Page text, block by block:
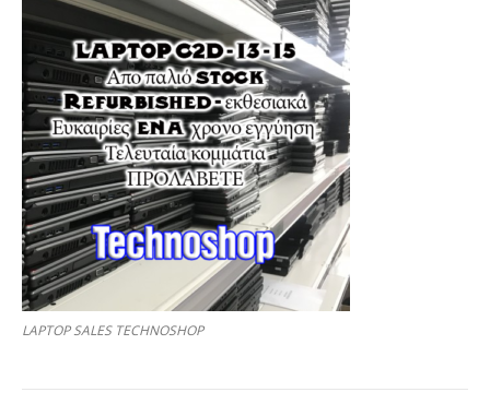
LAPTOP SALES TECHNOSHOP